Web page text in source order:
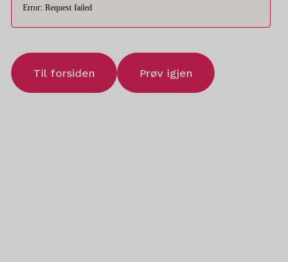
Error: Request failed
Til forsiden Prøv igjen